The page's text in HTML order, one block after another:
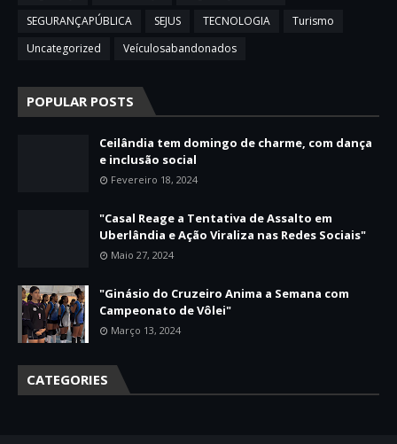
SEGURANÇAPÚBLICA
SEJUS TECNOLOGIA
Turismo
Uncategorized
Veículosabandonados
POPULAR POSTS
Ceilândia tem domingo de charme, com dança
e inclusão social
Fevereiro 18, 2024
"Casal Reage a Tentativa de Assalto em
Uberlândia e Ação Viraliza nas Redes Sociais"
Maio 27, 2024
"Ginásio do Cruzeiro Anima a Semana com
Campeonato de Vôlei"
Março 13, 2024
CATEGORIES